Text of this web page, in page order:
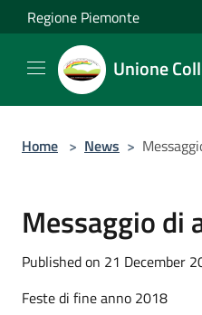
Salta al contenuto principale
Regione Piemonte
Unione
Home > News >
Messaggio di
Published on 21 December
Feste di fine anno 2018